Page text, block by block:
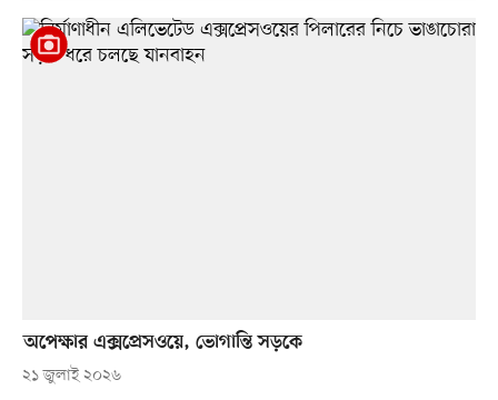
অপেক্ষার এক্সপ্রেসওয়ে, ভোগান্তি সড়কে
২১ জুলাই ২০২৬